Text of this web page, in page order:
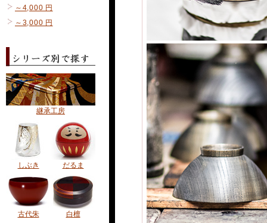
～4,000 円
～3,000 円
継承工房
しぶき だるま
古代朱 白檀